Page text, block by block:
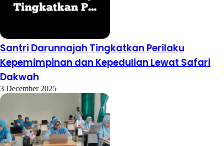
Santri Darunnajah Tingkatkan Perilaku
Kepemimpinan dan Kepedulian Lewat Safari
Dakwah
3 December 2025